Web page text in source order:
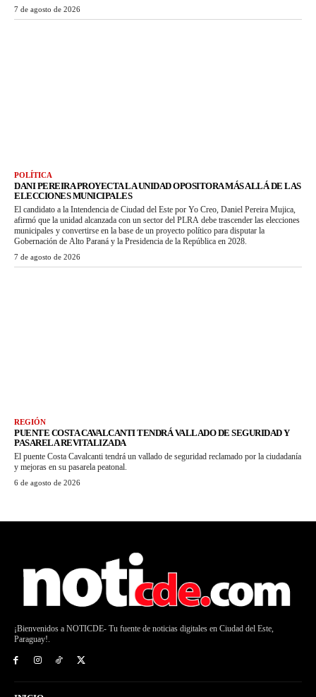
7 de agosto de 2026
POLÍTICA
DANI PEREIRA PROYECTA LA UNIDAD OPOSITORA MÁS ALLÁ DE LAS
ELECCIONES MUNICIPALES
El candidato a la Intendencia de Ciudad del Este por Yo Creo, Daniel Pereira Mujica,
afirmó que la unidad alcanzada con un sector del PLRA debe trascender las elecciones
municipales y convertirse en la base de un proyecto político para disputar la
Gobernación de Alto Paraná y la Presidencia de la República en 2028.
7 de agosto de 2026
REGIÓN
PUENTE COSTA CAVALCANTI TENDRÁ VALLADO DE SEGURIDAD Y
PASARELA REVITALIZADA
El puente Costa Cavalcanti tendrá un vallado de seguridad reclamado por la ciudadanía
y mejoras en su pasarela peatonal.
6 de agosto de 2026
¡Bienvenidos a NOTICDE- Tu fuente de noticias digitales en Ciudad del Este,
Paraguay!.